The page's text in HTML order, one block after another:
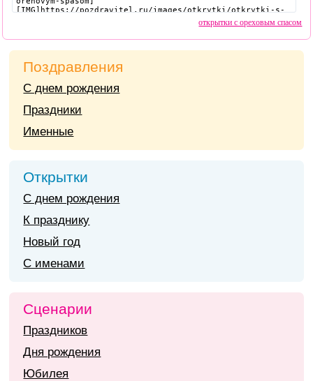
открытки с ореховым спасом
Поздравления
С днем рождения
Праздники
Именные
Открытки
С днем рождения
К празднику
Новый год
С именами
Сценарии
Праздников
Дня рождения
Юбилея